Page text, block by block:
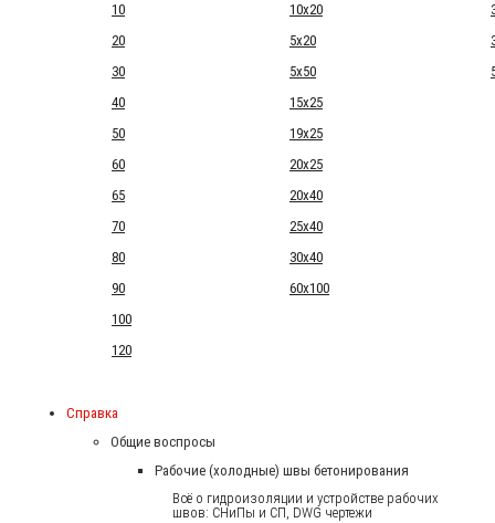
10
10x20
20
5x20
30
5x50
40
15x25
50
19x25
60
20x25
65
20x40
70
25x40
80
30x40
90
60x100
100
120
Справка
Общие воспросы
Рабочие (холодные) швы бетонирования
Всё о гидроизоляции и устройстве рабочих
швов: СНиПы и СП, DWG чертежи